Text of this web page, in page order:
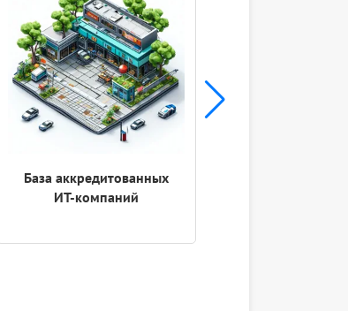
База аккредитованных
ИТ-компаний